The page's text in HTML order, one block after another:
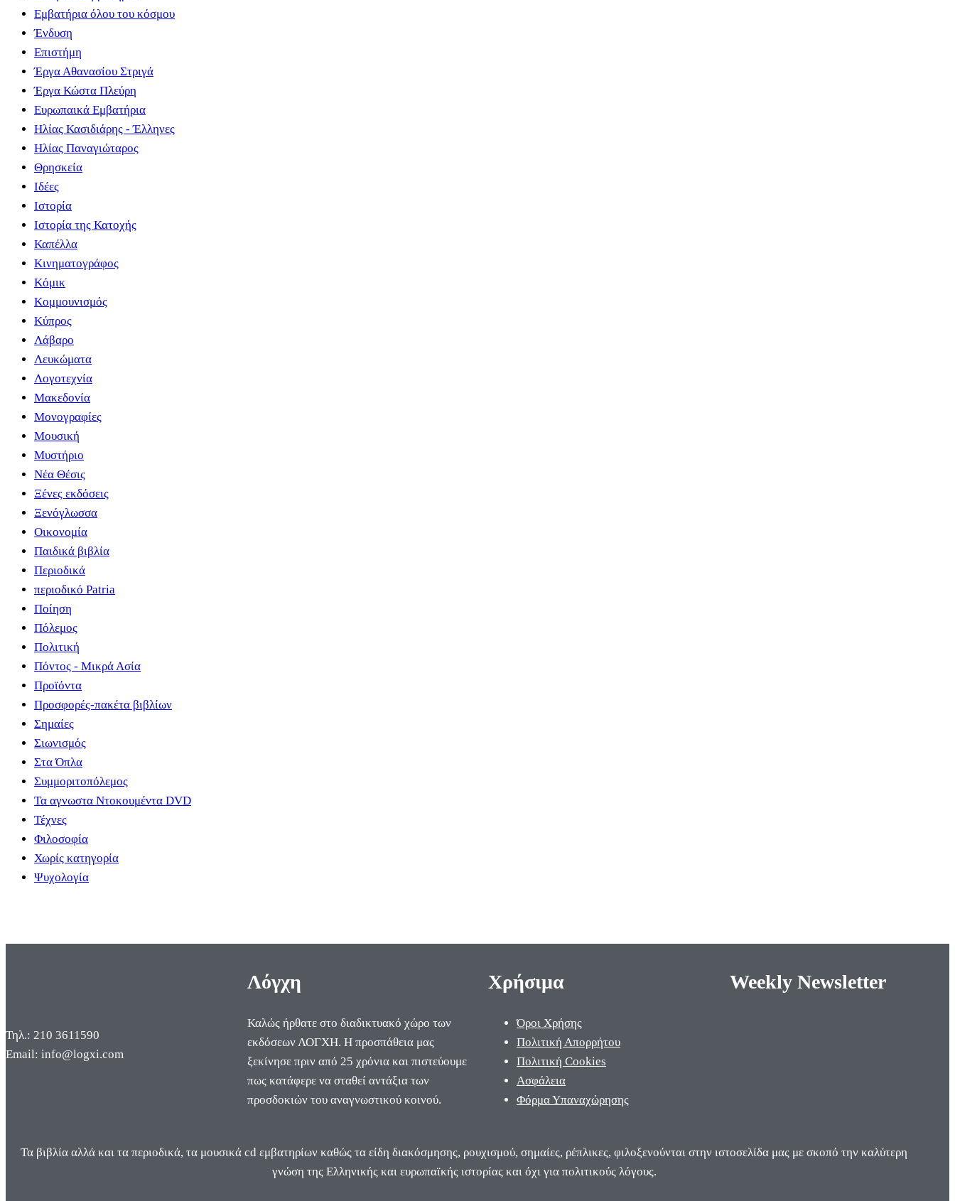
Εμβατήρια όλου του κόσμου
Ένδυση
Επιστήμη
Έργα Αθανασίου Στριγά
Έργα Κώστα Πλεύρη
Ευρωπαικά Εμβατήρια
Ηλίας Κασιδιάρης - Έλληνες
Ηλίας Παναγιώταρος
Θρησκεία
Ιδέες
Ιστορία
Ιστορία της Κατοχής
Καπέλλα
Κινηματογράφος
Κόμικ
Κομμουνισμός
Κύπρος
Λάβαρο
Λευκώματα
Λογοτεχνία
Μακεδονία
Μονογραφίες
Μουσική
Μυστήριο
Νέα Θέσις
Ξένες εκδόσεις
Ξενόγλωσσα
Οικονομία
Παιδικά βιβλία
Περιοδικά
περιοδικό Patria
Ποίηση
Πόλεμος
Πολιτική
Πόντος - Μικρά Ασία
Προϊόντα
Προσφορές-πακέτα βιβλίων
Σημαίες
Σιωνισμός
Στα Όπλα
Συμμοριτοπόλεμος
Τα αγνωστα Ντοκουμέντα DVD
Τέχνες
Φιλοσοφία
Χωρίς κατηγορία
Ψυχολογία
Τηλ.: 210 3611590
Email: info@logxi.com
Λόγχη
Καλώς ήρθατε στο διαδικτυακό χώρο των
εκδόσεων ΛΟΓΧΗ. Η προσπάθεια μας
ξεκίνησε πριν από 25 χρόνια και πιστεύουμε
πως κατάφερε να σταθεί αντάξια των
προσδοκιών του αναγνωστικού κοινού.
Χρήσιμα
Όροι Χρήσης
Πολιτική Απορρήτου
Πολιτική Cookies
Ασφάλεια
Φόρμα Υπαναχώρησης
Weekly Newsletter
Τα βιβλία αλλά και τα περιοδικά, τα μουσικά cd εμβατηρίων καθώς τα είδη διακόσμησης, ρουχισμού, σημαίες, ρέπλικες, φιλοξενούνται στην ιστοσελίδα μας με σκοπό την καλύτερη
γνώση της Ελληνικής και ευρωπαϊκής ιστορίας και όχι για πολιτικούς λόγους.